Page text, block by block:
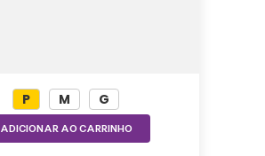
P M G
ADICIONAR AO CARRINHO